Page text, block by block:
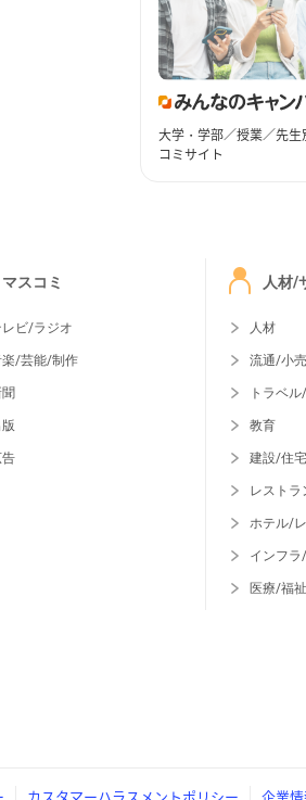
大学・学部／授業／先
コミサイト
マスコミ
レビ/ラジオ
楽/芸能/制作
告
人材/
人材
流通/小売
トラベ
教育
建設/住
レストラ
ホテル/
インフ
医療/福